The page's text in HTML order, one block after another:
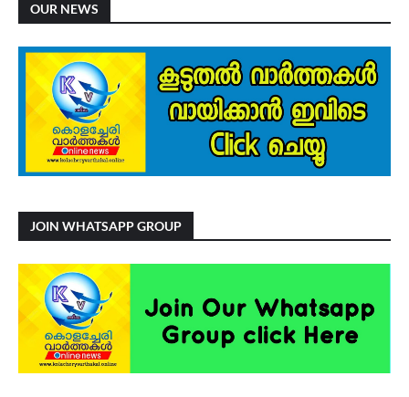
OUR NEWS
JOIN WHATSAPP GROUP